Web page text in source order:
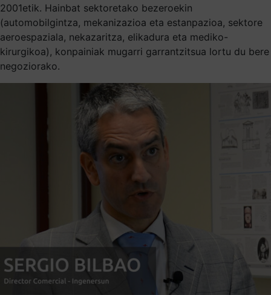
2001etik. Hainbat sektoretako bezeroekin
(automobilgintza, mekanizazioa eta estanpazioa, sektore
aeroespaziala, nekazaritza, elikadura eta mediko-
kirurgikoa), konpainiak mugarri garrantzitsua lortu du bere
negoziorako.